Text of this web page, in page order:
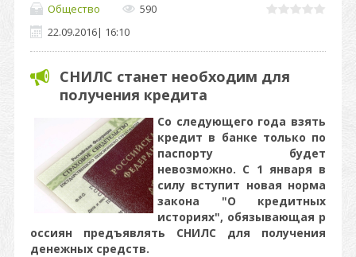
Общество
590
22.09.2016| 16:10
СНИЛС станет необходим для
получения кредита
Со следующего года взять
кредит в банке только по
паспорту будет
невозможно. С 1 января в
силу вступит новая норма
закона "О кредитных
историях", обязывающая р
оссиян предъявлять СНИЛС для получения
денежных средств.